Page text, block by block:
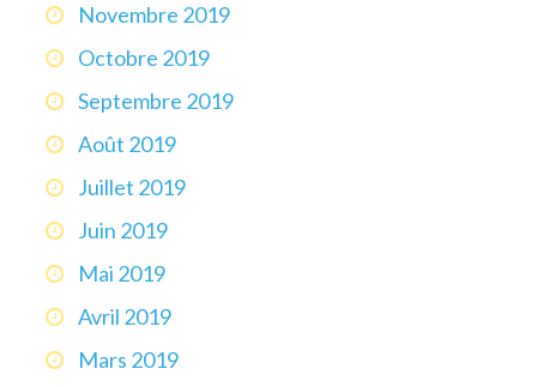
Novembre 2019
Octobre 2019
Septembre 2019
Août 2019
Juillet 2019
Juin 2019
Mai 2019
Avril 2019
Mars 2019